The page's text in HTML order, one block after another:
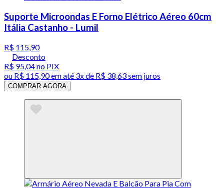
Suporte Microondas E Forno Elétrico Aéreo 60cm
Itália Castanho - Lumil
R$ 115,90
Desconto
R$ 95,04no PIX
ou R$ 115,90em até 3x de R$ 38,63 sem juros
COMPRAR AGORA